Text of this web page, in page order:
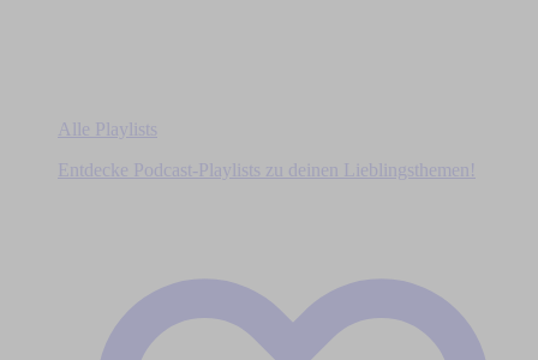
Alle Playlists
Entdecke Podcast-Playlists zu deinen Lieblingsthemen!